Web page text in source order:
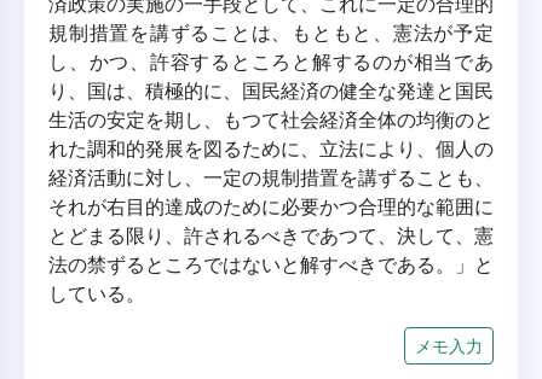
規制措置を講ずることは、もともと、憲法が予定
し、かつ、許容するところと解するのが相当であ
り、国は、積極的に、国民経済の健全な発達と国民
生活の安定を期し、もつて社会経済全体の均衡のと
れた調和的発展を図るために、立法により、個人の
経済活動に対し、一定の規制措置を講ずることも、
それが右目的達成のために必要かつ合理的な範囲に
とどまる限り、許されるべきであつて、決して、憲
法の禁ずるところではないと解すべきである。」と
している。
メモ入力